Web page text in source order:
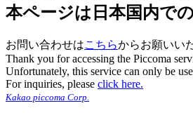
本ページは日本国内で
お問い合わせはこちらからお願いい
Thank you for accessing the Piccoma
Unfortunately, this service can only be
For inquiries, please click here.
Kakao piccoma Corp.